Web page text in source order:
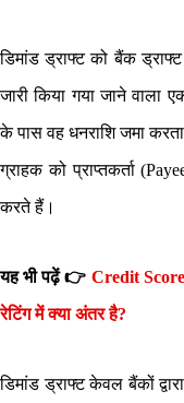
डिमांड ड्राफ्ट को बैंक
जारी किया गया जाने
के पास वह धनराशि जमा
ग्राहक को प्राप्तकर्ता
करते हैं।
यह भी पढ़ें 👉 Credit
रेटिंग में क्या अंतर है?
डिमांड ड्राफ्ट केवल बैंकों